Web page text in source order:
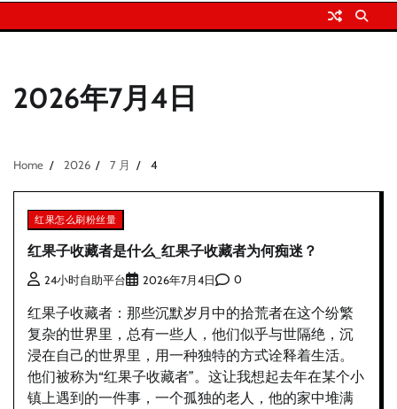
2026年7月4日
Home 2026 7 月 4
红果怎么刷粉丝量
红果子收藏者是什么_红果子收藏者为何痴迷？
24小时自助平台 2026年7月4日 0
红果子收藏者：那些沉默岁月中的拾荒者在这个纷繁
复杂的世界里，总有一些人，他们似乎与世隔绝，沉
浸在自己的世界里，用一种独特的方式诠释着生活。
他们被称为“红果子收藏者”。这让我想起去年在某个小
镇上遇到的一件事，一个孤独的老人，他的家中堆满